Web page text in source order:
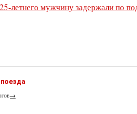
25-летнего мужчину задержали по
→